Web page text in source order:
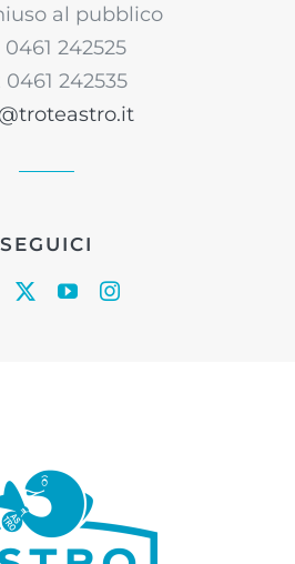
al pubblico
0461 242525
0461 242535
SEGUICI